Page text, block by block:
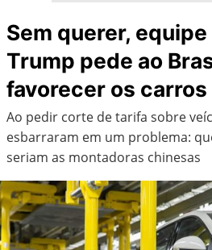
Sem querer,
Trump pede ao
favorecer os
Ao pedir corte de tarifa sobre
esbarraram em um problema:
seriam as montadoras chinesas